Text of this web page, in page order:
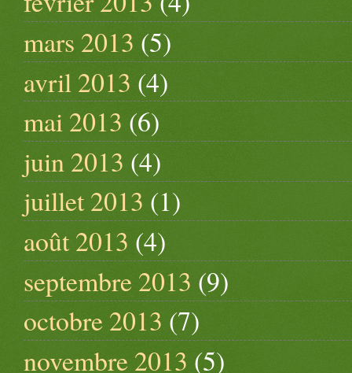
mars 2013 (5)
avril 2013 (4)
mai 2013 (6)
juin 2013 (4)
juillet 2013 (1)
août 2013 (4)
septembre 2013 (9)
octobre 2013 (7)
novembre 2013 (5)